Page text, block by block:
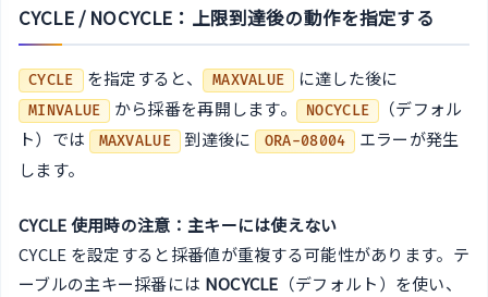
CYCLE / NOCYCLE：上限到達後の動作を指定する
CYCLE を指定すると、 MAXVALUE に達した後に
MINVALUE から採番を再開します。 NOCYCLE
（デフォル
ト）では
MAXVALUE 到達後に ORA-08004
エラーが発生
します。
CYCLE 使用時の注意：主キーには使えない
CYCLE を設定すると採番値が重複する可能性があります。テ
ーブルの主キー採番には NOCYCLE （デフォルト）を使い、